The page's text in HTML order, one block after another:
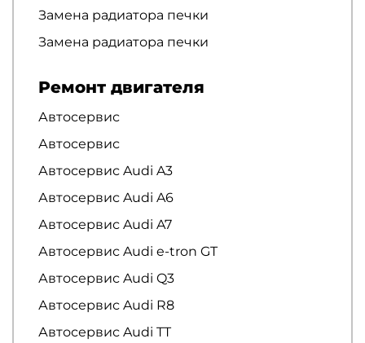
Замена радиатора печки
Замена радиатора печки
Ремонт двигателя
Автосервис
Автосервис
Автосервис Audi A3
Автосервис Audi A6
Автосервис Audi A7
Автосервис Audi e-tron GT
Автосервис Audi Q3
Автосервис Audi R8
Автосервис Audi TT